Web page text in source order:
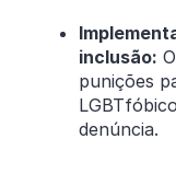
inclusão:
punições
denúncia.